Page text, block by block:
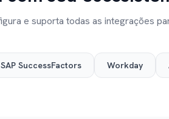
e suporta todas as integrações
SAP SuccessFactors Workday